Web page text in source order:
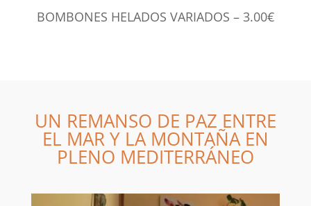
BOMBONES HELADOS VARIADOS – 3.00€
UN REMANSO DE PAZ ENTRE
EL MAR Y LA MONTAÑA EN
PLENO MEDITERRÁNEO